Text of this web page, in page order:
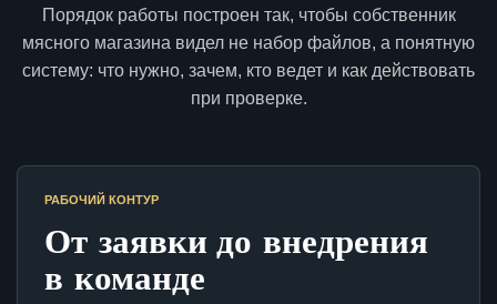
Порядок работы построен так, чтобы собственник
мясного магазина видел не набор файлов, а понятную
систему: что нужно, зачем, кто ведет и как действовать
при проверке.
РАБОЧИЙ КОНТУР
От заявки до внедрения
в команде